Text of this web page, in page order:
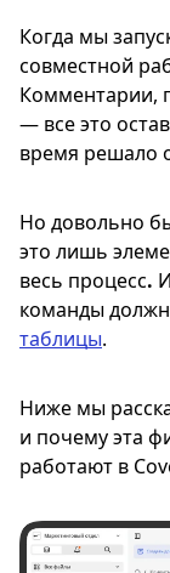
Когда мы
совместной
Комментарии,
— все это
время решало
Но довольно
это лишь
весь процесс.
команды
таблицы.
Ниже мы
и почему эта
работают в